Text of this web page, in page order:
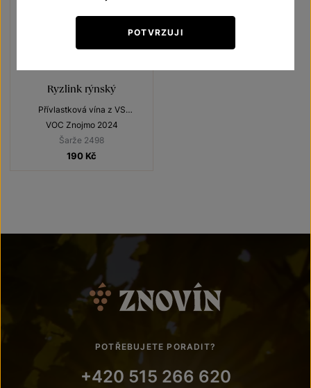
Ryzlink rýnský
Přívlastková vína z VS
Lechovice
VOC Znojmo 2024
Šarže 2498
190 Kč
POTŘEBUJETE PORADIT?
+420 515 266 620
POTVRZUJI